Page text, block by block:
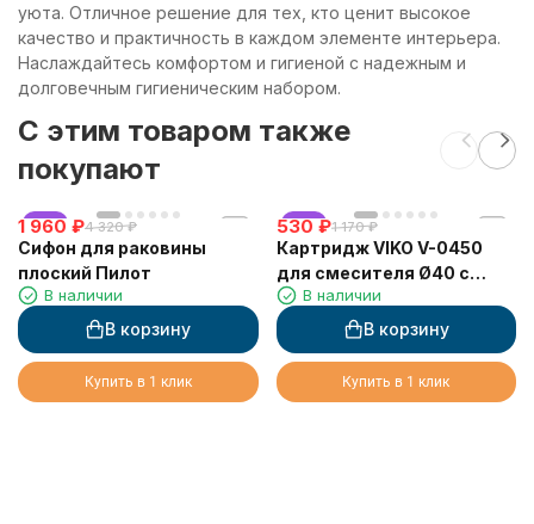
уюта. Отличное решение для тех, кто ценит высокое
качество и практичность в каждом элементе интерьера.
Наслаждайтесь комфортом и гигиеной с надежным и
долговечным гигиеническим набором.
C этим товаром также
покупают
хит
1 960 ₽4 320 ₽
Сифон для раковины
плоский Пилот
В наличии
В корзину
Купить в 1 клик
хит
530 ₽1 170 ₽
Картридж VIKO V-0450
для смесителя Ø40 с
ножкой
В наличии
В корзину
Купить в 1 клик